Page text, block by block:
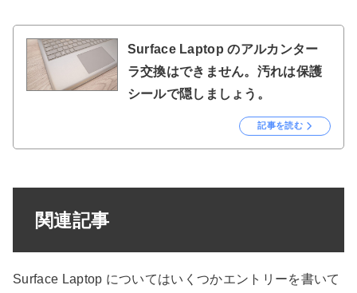
Surface Laptop のアルカンター
ラ交換はできません。汚れは保護
シールで隠しましょう。
記事を読む
関連記事
Surface Laptop についてはいくつかエントリーを書いて